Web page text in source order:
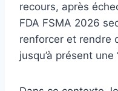
recours, après
FDA FSMA 2026
renforcer et rendre
jusqu’à présent une